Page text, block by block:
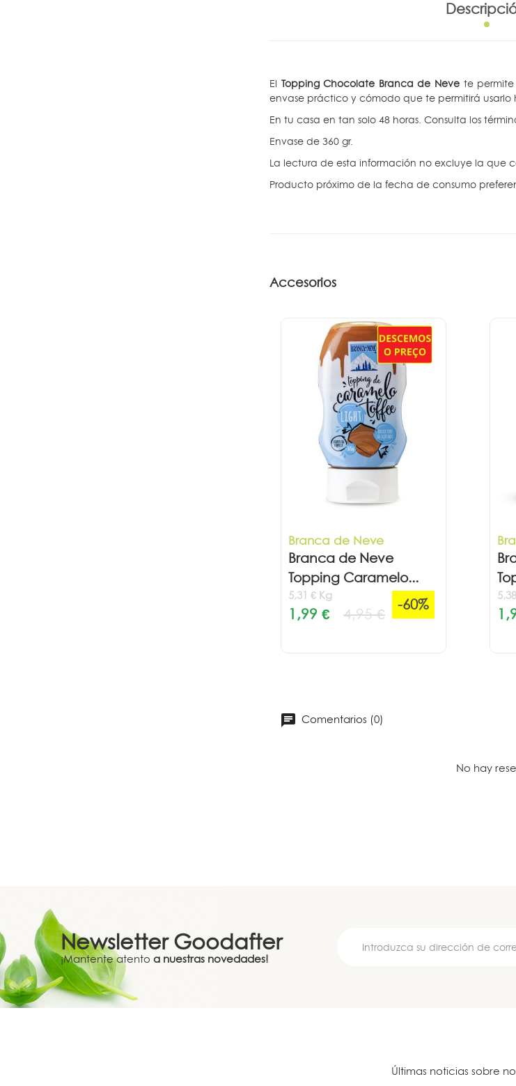
El Topping Chocolate Branca de Neve te
envase práctico y cómodo que te permitirá usarlo
En tu casa en tan solo 48 horas. Consulta los
Envase de 360 gr.
La lectura de esta información no excluye la que
Producto próximo de la fecha de consumo
Accesorios
Branca de Neve
Branca de Neve
Topping Caramelo...
5,31 € Kg
1,99 € 4,95 €
-60%
Comentarios (0)
No hay
Newsletter Goodafter
¡Mantente atento a nuestras novedades!
Últimas noticias sobre